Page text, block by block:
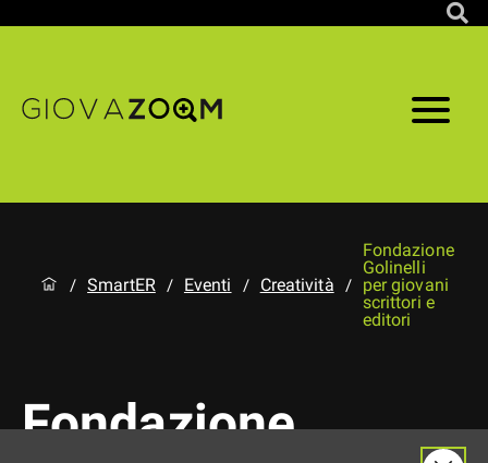
/ SmartER / Eventi / Creatività /
Fondazione
Golinelli
per giovani
scrittori e
editori
Fondazione